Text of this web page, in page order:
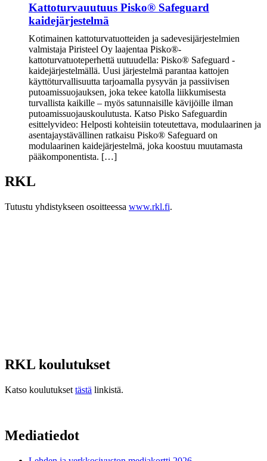
Kattoturvauutuus Pisko® Safeguard
kaidejärjestelmä
Kotimainen kattoturvatuotteiden ja sadevesijärjestelmien
valmistaja Piristeel Oy laajentaa Pisko®-
kattoturvatuoteperhettä uutuudella: Pisko® Safeguard -
kaidejärjestelmällä. Uusi järjestelmä parantaa kattojen
käyttöturvallisuutta tarjoamalla pysyvän ja passiivisen
putoamissuojauksen, joka tekee katolla liikkumisesta
turvallista kaikille – myös satunnaisille kävijöille ilman
putoamissuojauskoulutusta. Katso Pisko Safeguardin
esittelyvideo: Helposti kohteisiin toteutettava, modulaarinen ja
asentajaystävällinen ratkaisu Pisko® Safeguard on
modulaarinen kaidejärjestelmä, joka koostuu muutamasta
pääkomponentista. […]
RKL
Tutustu yhdistykseen osoitteessa www.rkl.fi.
RKL koulutukset
Katso koulutukset tästä linkistä.
Mediatiedot